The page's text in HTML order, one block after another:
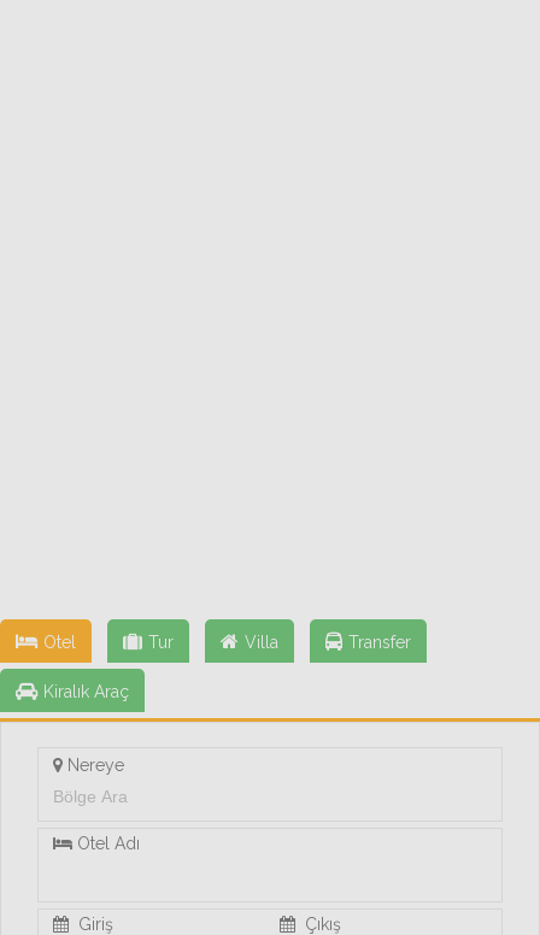
Otel Tur Villa Transfer
Kiralık Araç
Nereye
Otel Adı
Giriş Çıkış